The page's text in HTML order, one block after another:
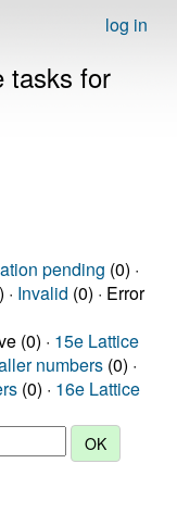
log in
tasks for
pending (0) ·
· Invalid (0) · Error
(0) · 15e Lattice
numbers (0) ·
(0) · 16e Lattice